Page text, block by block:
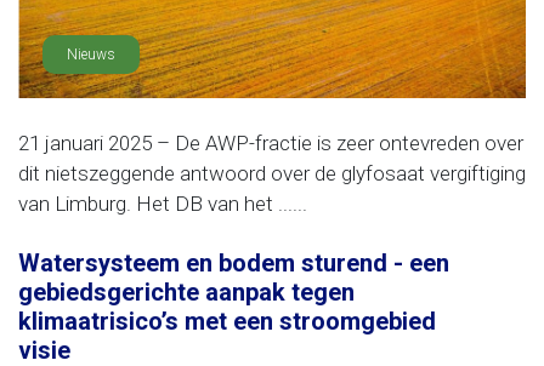
Nieuws
21 januari 2025 – De AWP-fractie is zeer ontevreden over
dit nietszeggende antwoord over de glyfosaat vergiftiging
van Limburg. Het DB van het ......
Watersysteem en bodem sturend - een
gebiedsgerichte aanpak tegen
klimaatrisico’s met een stroomgebied
visie